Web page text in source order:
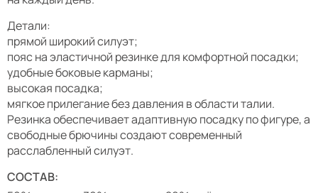
Детали:
прямой широкий силуэт;
пояс на эластичной резинке для комфортной посадки;
удобные боковые карманы;
высокая посадка;
мягкое прилегание без давления в области талии.
Резинка обеспечивает адаптивную посадку по фигуре, а
свободные брючины создают современный
расслабленный силуэт.
СОСТАВ: